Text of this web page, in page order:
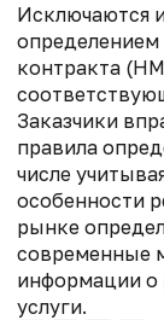
Исключаются
контракта
Заказчики
правила
числе
особенности
рынке
современные
информации о
услуги.